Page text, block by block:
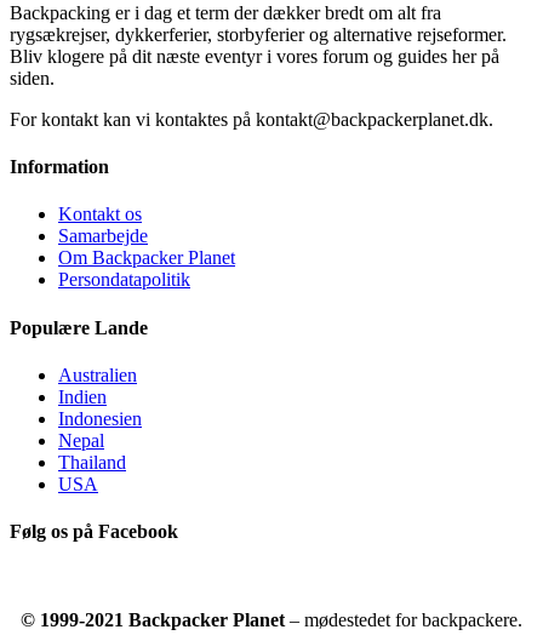
Backpacking er i dag et term der dækker bredt om alt fra
rygsækrejser, dykkerferier, storbyferier og alternative rejseformer.
Bliv klogere på dit næste eventyr i vores forum og guides her på
siden.
For kontakt kan vi kontaktes på kontakt@backpackerplanet.dk.
Information
Kontakt os
Samarbejde
Om Backpacker Planet
Persondatapolitik
Populære Lande
Australien
Indien
Indonesien
Nepal
Thailand
USA
Følg os på Facebook
© 1999-2021 Backpacker Planet – mødestedet for backpackere.